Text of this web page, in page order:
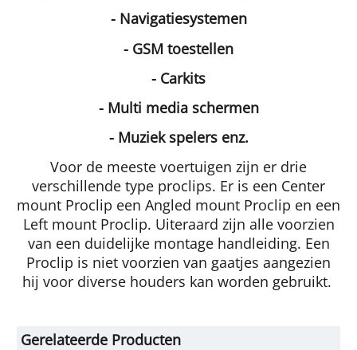
- Navigatiesystemen
- GSM toestellen
- Carkits
- Multi media schermen
- Muziek spelers enz.
Voor de meeste voertuigen zijn er drie
verschillende type proclips. Er is een Center
mount Proclip een Angled mount Proclip en een
Left mount Proclip. Uiteraard zijn alle voorzien
van een duidelijke montage handleiding. Een
Proclip is niet voorzien van gaatjes aangezien
hij voor diverse houders kan worden gebruikt.
Gerelateerde Producten